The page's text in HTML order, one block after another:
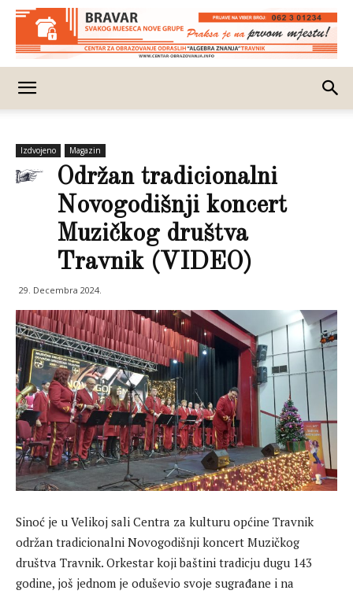
Izdvojeno Magazin
Održan tradicionalni
Novogodišnji koncert
Muzičkog društva
Travnik (VIDEO)
29. Decembra 2024.
Sinoć je u Velikoj sali Centra za kulturu općine Travnik
održan tradicionalni Novogodišnji koncert Muzičkog
društva Travnik. Orkestar koji baštini tradicju dugu 143
godine, još jednom je oduševio svoje sugrađane i na